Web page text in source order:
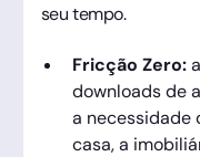
seu tempo.
Fricção Zero:
downloads de
a necessidade
casa, a